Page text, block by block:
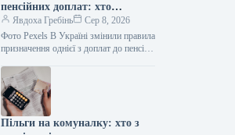
пенсійних доплат: хто
залишиться без грошей
Явдоха Гребінь
Сер 8, 2026
Фото Pexels В Україні змінили правила
призначення однієї з доплат до пенсії.
українцям більше не
нараховуватимуть…
Пільги на комуналку: хто з